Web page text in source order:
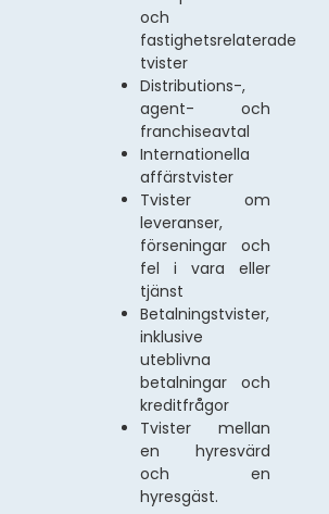
och
fastighetsrelaterade
tvister
Distributions-,
agent- och
franchiseavtal
Internationella
affärstvister
Tvister om
leveranser,
förseningar och
fel i vara eller
tjänst
Betalningstvister,
inklusive
uteblivna
betalningar och
kreditfrågor
Tvister mellan
en hyresvärd
och en
hyresgäst.